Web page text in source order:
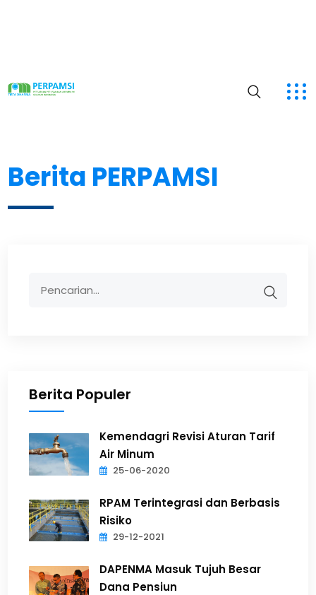
Berita PERPAMSI
Berita Populer
Kemendagri Revisi Aturan Tarif
Air Minum
25-06-2020
RPAM Terintegrasi dan Berbasis
Risiko
29-12-2021
DAPENMA Masuk Tujuh Besar
Dana Pensiun